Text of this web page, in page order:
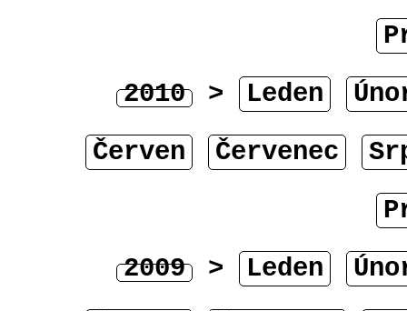
2010 > Leden
Červen
Červenec
2009 > Leden